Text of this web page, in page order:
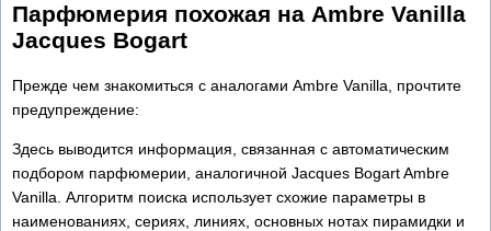
Парфюмерия похожая на Ambre Vanilla
Jacques Bogart
Прежде чем знакомиться с аналогами Ambre Vanilla, прочтите
предупреждение:
Здесь выводится информация, связанная с автоматическим
подбором парфюмерии, аналогичной Jacques Bogart Ambre
Vanilla. Алгоритм поиска использует схожие параметры в
наименованиях, сериях, линиях, основных нотах пирамидки и